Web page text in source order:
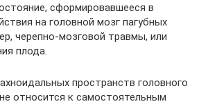
сформировавшееся в
на головной мозг пагубных
черепно-мозговой травмы, или
плода.
пространств головного
относится к самостоятельным